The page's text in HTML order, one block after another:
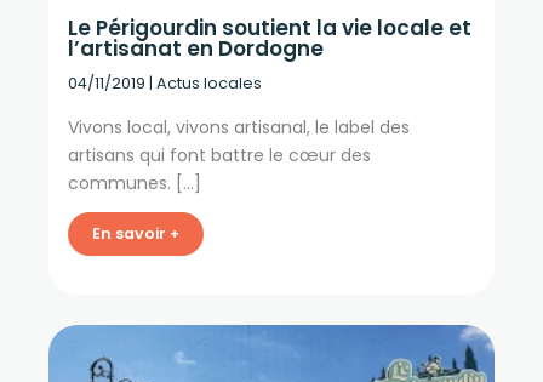
Le Périgourdin soutient la vie locale et
l’artisanat en Dordogne
04/11/2019 | Actus locales
Vivons local, vivons artisanal, le label des
artisans qui font battre le cœur des
communes. […]
En savoir +